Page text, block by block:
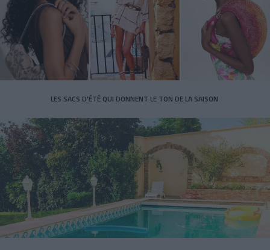
LES SACS D’ÉTÉ QUI DONNENT LE TON DE LA SAISON